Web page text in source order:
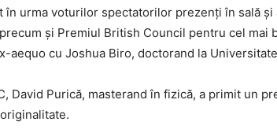
în urma voturilor spectatorilor prezenți în sală și
și Premiul British Council pentru cel mai
aequo cu Joshua Biro, doctorand la
David Purică, masterand în fizică, a primit un